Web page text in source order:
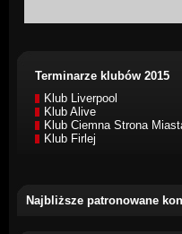
Terminarze klubów 2015
Klub Liverpool
Klub Alive
Klub Ciemna Strona
Klub Firlej
Najbliższe patronowane